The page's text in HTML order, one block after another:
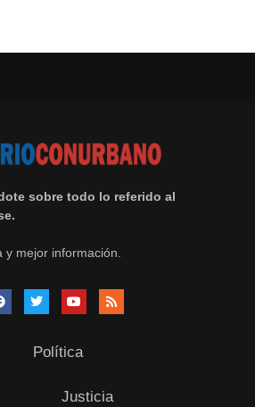
sobre todo lo referido al
mejor información.
Política
Justicia